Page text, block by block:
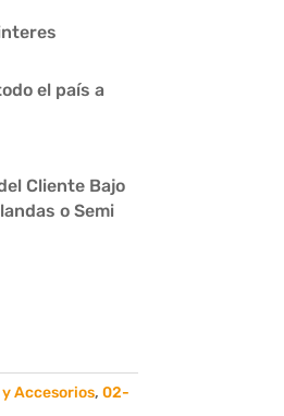
el país a
Cliente Bajo
o Semi
Accesorios, 02-